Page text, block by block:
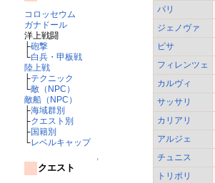
コロッセウム
ガナドール
洋上戦闘
├砲撃
└白兵・甲板戦
陸上戦
├テクニック
└敵（NPC）
敵船（NPC）
├海域群別
├クエスト別
├国籍別
└レベルキャップ
↑
クエスト
パリ
ジェノヴァ
ピサ
フィレンツェ
カルヴィ
サッサリ
カリアリ
アルジェ
チュニス
トリポリ